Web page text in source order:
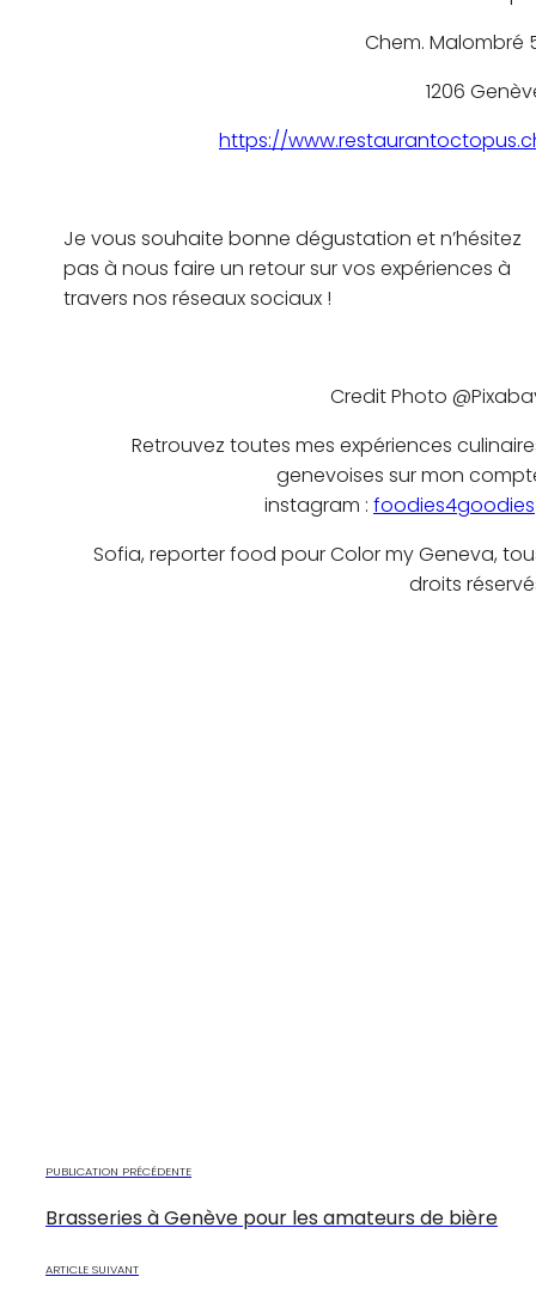
Chem. Malombré
1206
https://
Je vous souhaite bonne dégustation et n’hésitez
pas à nous faire un retour sur vos expériences à
travers nos réseaux sociaux !
Credit Photo
Retrouvez toutes mes expériences
genevoises sur mon
instagram : foodies4goodies
Sofia, reporter food pour Color my Geneva,
droits
PUBLICATION PRÉCÉDENTE
Brasseries à Genève pour les amateurs de bière
ARTICLE SUIVANT